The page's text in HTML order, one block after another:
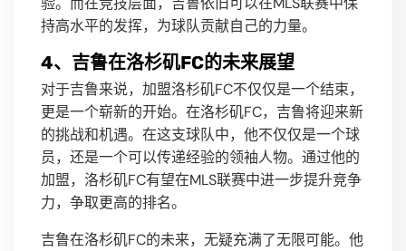
持高水平的发挥，为球队贡献自己的力量。
4、吉鲁在洛杉矶FC的未来展望
对于吉鲁来说，加盟洛杉矶FC不仅仅是一个结束，
更是一个崭新的开始。在洛杉矶FC，吉鲁将迎来新
的挑战和机遇。在这支球队中，他不仅仅是一个球
员，还是一个可以传递经验的领袖人物。通过他的
加盟，洛杉矶FC有望在MLS联赛中进一步提升竞争
力，争取更高的排名。
吉鲁在洛杉矶FC的未来，无疑充满了无限可能。他